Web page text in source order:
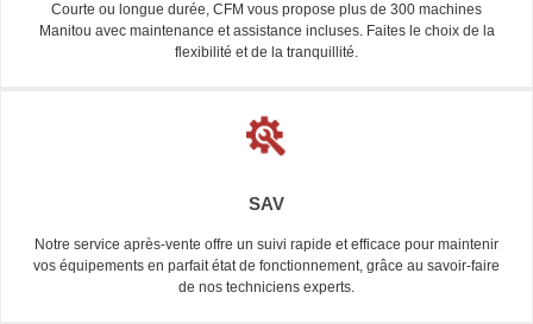
Courte ou longue durée, CFM vous propose plus de 300 machines
Manitou avec maintenance et assistance incluses. Faites le choix de la
flexibilité et de la tranquillité.
SAV
Notre service après-vente offre un suivi rapide et efficace pour maintenir
vos équipements en parfait état de fonctionnement, grâce au savoir-faire
de nos techniciens experts.